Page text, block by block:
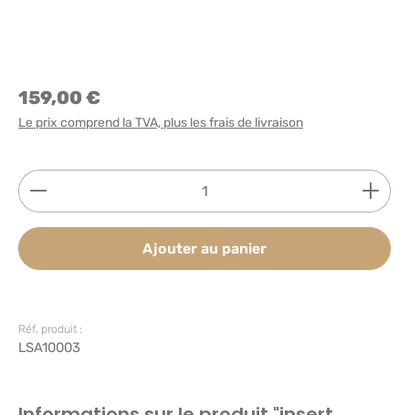
159,00 €
Le prix comprend la TVA, plus les frais de livraison
Quantité de produit : Entrez la quantité
Ajouter au panier
Réf. produit :
LSA10003